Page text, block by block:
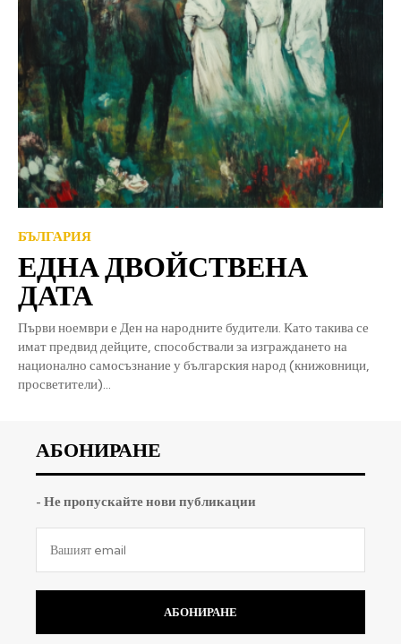
БЪЛГАРИЯ
ЕДНА ДВОЙСТВЕНА
ДАТА
Първи ноември е Ден на народните будители. Като такива се
имат предвид дейците, способствали за изграждането на
национално самосъзнание у българския народ (книжовници,
просветители)...
АБОНИРАНЕ
- Не пропускайте нови публикации
АБОНИРАНЕ